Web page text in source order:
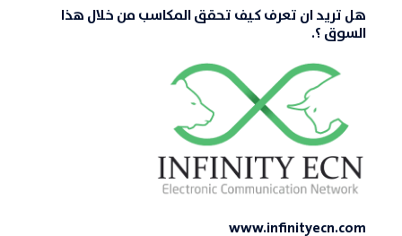
هل تريد ان تعرف كيف تحقق المكاسب من خلال هذا
السوق ؟.
www.infinityecn.com